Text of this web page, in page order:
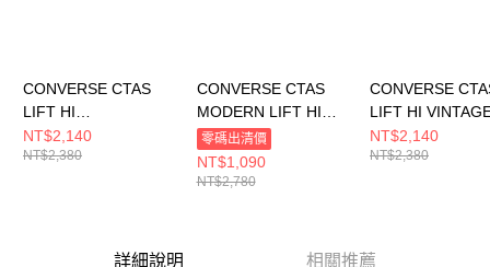
CONVERSE CTAS
LIFT HI
EGRET/EGRET/BLAC
K 女 休閒鞋 A16107C
NT$2,140
NT$2,380
CONVERSE CTAS
MODERN LIFT HI
ETERNAL
EARTH/EGRET 女 休
閒鞋 A06783C
零碼出清價
NT$1,090
NT$2,780
CONVERSE
LIFT HI
WHITE/EGRET
閒鞋 A19058C
NT$2,140
NT$2,380
詳細說明 相關推薦